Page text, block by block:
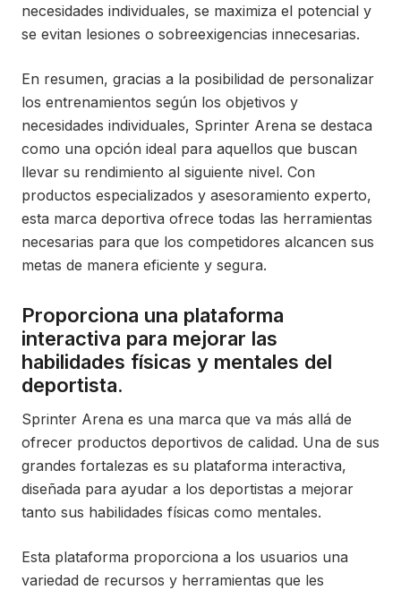
necesidades individuales, se maximiza el potencial y
se evitan lesiones o sobreexigencias innecesarias.
En resumen, gracias a la posibilidad de personalizar
los entrenamientos según los objetivos y
necesidades individuales, Sprinter Arena se destaca
como una opción ideal para aquellos que buscan
llevar su rendimiento al siguiente nivel. Con
productos especializados y asesoramiento experto,
esta marca deportiva ofrece todas las herramientas
necesarias para que los competidores alcancen sus
metas de manera eficiente y segura.
Proporciona una plataforma
interactiva para mejorar las
habilidades físicas y mentales del
deportista.
Sprinter Arena es una marca que va más allá de
ofrecer productos deportivos de calidad. Una de sus
grandes fortalezas es su plataforma interactiva,
diseñada para ayudar a los deportistas a mejorar
tanto sus habilidades físicas como mentales.
Esta plataforma proporciona a los usuarios una
variedad de recursos y herramientas que les